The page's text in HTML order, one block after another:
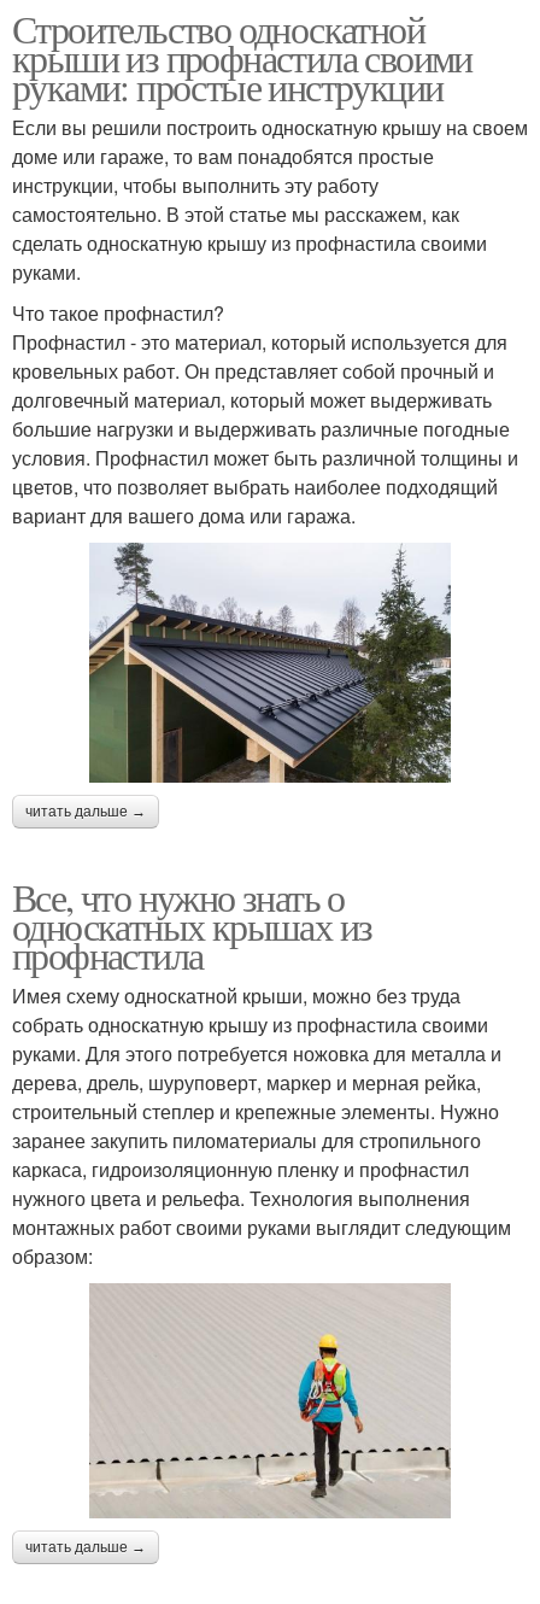
Строительство односкатной
крыши из профнастила своими
руками: простые инструкции
Если вы решили построить односкатную крышу на своем
доме или гараже, то вам понадобятся простые
инструкции, чтобы выполнить эту работу
самостоятельно. В этой статье мы расскажем, как
сделать односкатную крышу из профнастила своими
руками.
Что такое профнастил?
Профнастил - это материал, который используется для
кровельных работ. Он представляет собой прочный и
долговечный материал, который может выдерживать
большие нагрузки и выдерживать различные погодные
условия. Профнастил может быть различной толщины и
цветов, что позволяет выбрать наиболее подходящий
вариант для вашего дома или гаража.
читать дальше →
Все, что нужно знать о
односкатных крышах из
профнастила
Имея схему односкатной крыши, можно без труда
собрать односкатную крышу из профнастила своими
руками. Для этого потребуется ножовка для металла и
дерева, дрель, шуруповерт, маркер и мерная рейка,
строительный степлер и крепежные элементы. Нужно
заранее закупить пиломатериалы для стропильного
каркаса, гидроизоляционную пленку и профнастил
нужного цвета и рельефа. Технология выполнения
монтажных работ своими руками выглядит следующим
образом:
читать дальше →